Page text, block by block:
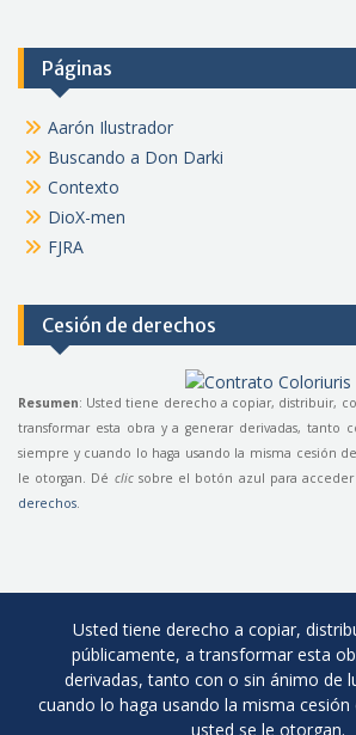
Páginas
Aarón Ilustrador
Buscando a Don Darki
Contexto
DioX-men
FJRA
Cesión de derechos
Resumen: Usted tiene derecho a copiar, distribuir,
transformar esta obra y a generar derivadas, tanto
siempre y cuando lo haga usando la misma cesión
le otorgan. Dé clicsobre el botón azul para acceder
derechos
Usted tiene derecho a copiar,
públicamente, a transformar esta
derivadas, tanto con o sin ánimo de
cuando lo haga usando la misma cesión
usted se le otorgan.